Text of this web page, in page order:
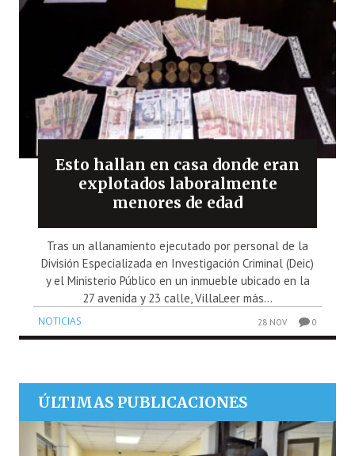
Esto hallan en casa donde eran
explotados laboralmente
menores de edad
Tras un allanamiento ejecutado por personal de la
División Especializada en Investigación Criminal (Deic)
y el Ministerio Público en un inmueble ubicado en la
27 avenida y 23 calle, VillaLeer más...
NOTICIAS 28 NOV 0
ÚLTIMAS PUBLICACIONES